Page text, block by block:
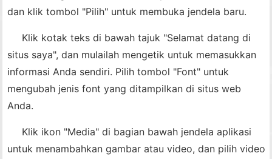
dan klik tombol "Pilih" untuk membuka jendela baru.
Klik kotak teks di bawah tajuk "Selamat datang di
situs saya", dan mulailah mengetik untuk memasukkan
informasi Anda sendiri. Pilih tombol "Font" untuk
mengubah jenis font yang ditampilkan di situs web
Anda.
Klik ikon "Media" di bagian bawah jendela aplikasi
untuk menambahkan gambar atau video, dan pilih video